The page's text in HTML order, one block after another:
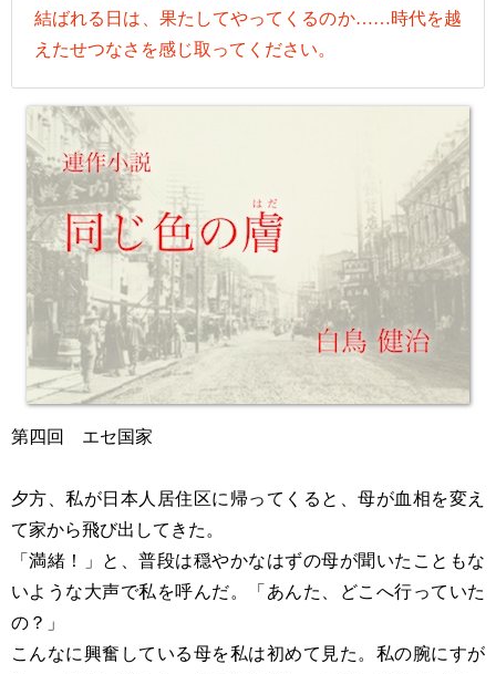
結ばれる日は、果たしてやってくるのか……時代を越
えたせつなさを感じ取ってください。
第四回 エセ国家
夕方、私が日本人居住区に帰ってくると、母が血相を変え
て家から飛び出してきた。
「満緒！」と、普段は穏やかなはずの母が聞いたこともな
いような大声で私を呼んだ。「あんた、どこへ行っていた
の？」
こんなに興奮している母を私は初めて見た。私の腕にすが